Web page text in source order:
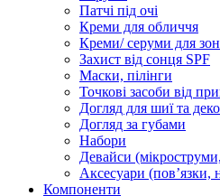
Патчі під очі
Креми для обличчя
Креми/ серуми для
Захист від сонця SPF
Маски, пілінги
Точкові засоби від
Догляд для шиї та
Догляд за губами
Набори
Девайси
Аксесуари (повʼязки,
Компоненти